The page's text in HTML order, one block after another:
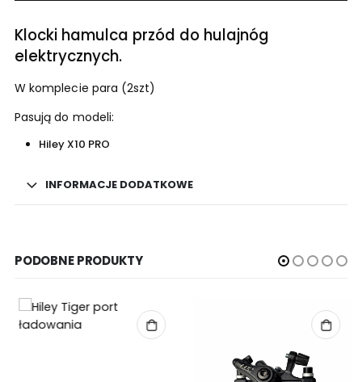
Klocki hamulca przód do hulajnóg
elektrycznych.
W komplecie para (2szt)
Pasują do modeli:
Hiley X10 PRO
INFORMACJE DODATKOWE
PODOBNE PRODUKTY